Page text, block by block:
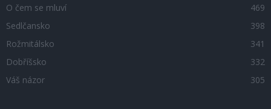
O čem se mluví
469
Sedlčansko
398
Rožmitálsko
341
Dobříšsko
332
Váš názor
305